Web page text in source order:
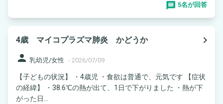
5名が回答
4歳 マイコプラズマ肺炎 かどうか
navigate_next
person 乳幼児/女性 - 2026/07/09
【子どもの状況】 ・4歳児 ・食欲は普通で、元気です 【症状
の経緯】 ・38.6℃の熱が出て、1日で下がりました ・熱が下
がった日...